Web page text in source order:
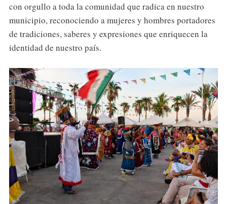
con orgullo a toda la comunidad que radica en nuestro
municipio, reconociendo a mujeres y hombres portadores
de tradiciones, saberes y expresiones que enriquecen la
identidad de nuestro país.